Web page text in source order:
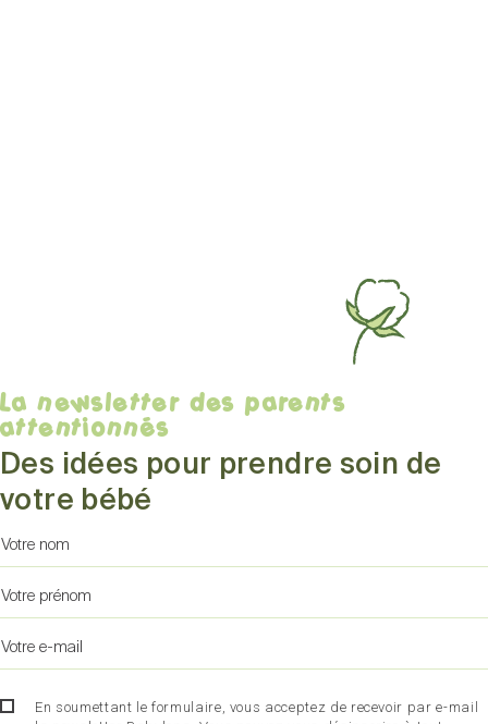
La newsletter des parents
attentionnés
Des idées pour prendre soin de
votre bébé
En soumettant le formulaire, vous acceptez de recevoir par e-mail